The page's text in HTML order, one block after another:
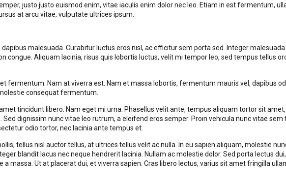
justo justo euismod enim, vitae iaculis enim dolor nec leo. Etiam in est fermentum,
at arcu vitae, vulputate ultrices ipsum.
malesuada. Curabitur luctus eros nisl, ac efficitur sem porta sed. Integer
congue. Aliquam lacinia, risus quis lobortis luctus, velit mi tempor leo, sed tempus tellus
fermentum. Nam at viverra est. Nam et massa lobortis, fermentum mauris vel, dapibus
consequat fermentum.
tincidunt libero. Nam eget mi urna. Phasellus velit ante, tempus aliquam tortor sit
dignissim nunc vitae leo rutrum, a eleifend eros semper. Proin vehicula nunc vitae
odio tortor, nec lacinia ante tempus et.
tellus nisl auctor tellus, at ultrices tellus velit ac nulla. In eu sapien aliquam, molestie
blandit lacus nec neque hendrerit lacinia. Nullam ac molestie dolor. Sed porta lectus
massa. Ut at placerat dui, et viverra sapien. Cras libero lectus, varius sit amet fringilla